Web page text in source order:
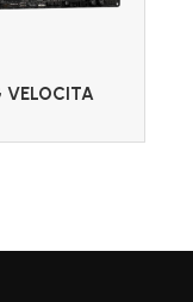
VELOCITA